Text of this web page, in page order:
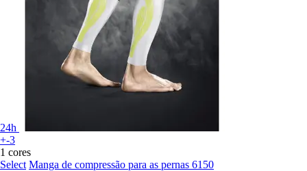
24h
+-3
1 cores
Select Manga de compressão para as pernas 6150